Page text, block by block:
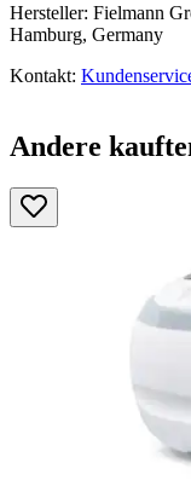
Hersteller: Fielmann
Hamburg, Germany
Kontakt:
Andere